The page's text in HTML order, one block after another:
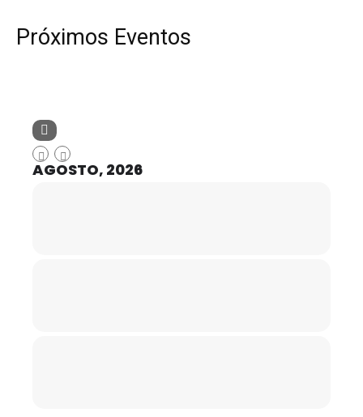
Próximos Eventos
AGOSTO, 2026